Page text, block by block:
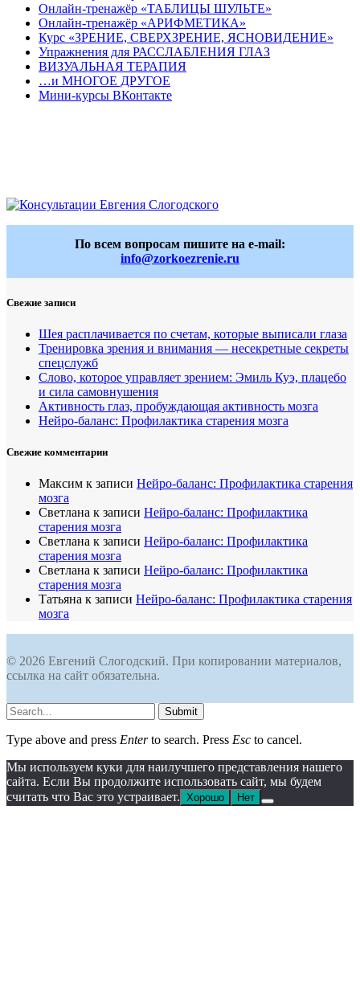
Онлайн-тренажёр «ТАБЛИЦЫ ШУЛЬТЕ»
Онлайн-тренажёр «АРИФМЕТИКА»
Курс «ЗРЕНИЕ, СВЕРХЗРЕНИЕ, ЯСНОВИДЕНИЕ»
Упражнения для РАССЛАБЛЕНИЯ ГЛАЗ
ВИЗУАЛЬНАЯ ТЕРАПИЯ
…и МНОГОЕ ДРУГОЕ
Мини-курсы ВКонтакте
По всем вопросам пишите на e-mail:
info@zorkoezrenie.ru
Свежие записи
Шея расплачивается по счетам, которые выписали глаза
Тренировка зрения и внимания — несекретные секреты
спецслужб
Слово, которое управляет зрением: Эмиль Куэ, плацебо
и сила самовнушения
Активность глаз, пробуждающая активность мозга
Нейро-баланс: Профилактика старения мозга
Свежие комментарии
Максим к записи Нейро-баланс: Профилактика старения
мозга
Cветлана к записи Нейро-баланс: Профилактика
старения мозга
Светлана к записи Нейро-баланс: Профилактика
старения мозга
Cветлана к записи Нейро-баланс: Профилактика
старения мозга
Татьяна к записи Нейро-баланс: Профилактика старения
мозга
© 2026 Евгений Слогодский. При копировании материалов,
ссылка на сайт обязательна.
Submit
Type above and press Enterto search. Press Esc to cancel.
Мы используем куки для наилучшего представления нашего
сайта. Если Вы продолжите использовать сайт, мы будем
считать что Вас это устраивает. Хорошо Нет